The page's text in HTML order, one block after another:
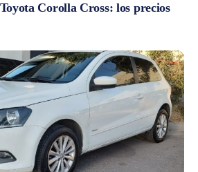
Corolla Cross: los precios